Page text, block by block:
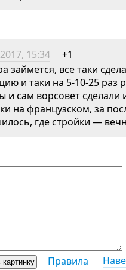
15:34
+1
займется, все таки
и таки на 5-10-25 раз
и сам ворсовет
на французском, за
где стройки —
Правила